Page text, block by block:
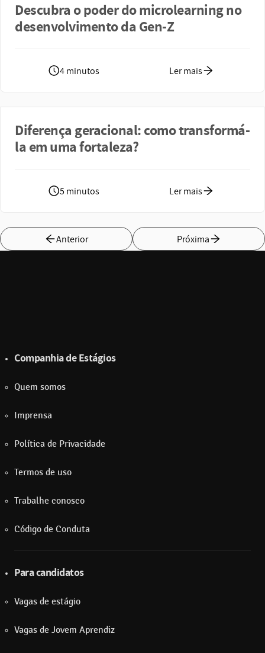
Descubra o poder do microlearning no
desenvolvimento da Gen-Z
4 minutos Ler mais
Diferença geracional: como transformá-
la em uma fortaleza?
5 minutos Ler mais
Anterior Próxima
Companhia de Estágios
Quem somos
Imprensa
Política de Privacidade
Termos de uso
Trabalhe conosco
Código de Conduta
Para candidatos
Vagas de estágio
Vagas de Jovem Aprendiz